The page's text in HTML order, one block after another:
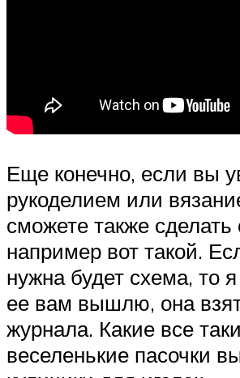
Еще конечно, если вы
рукоделием или
сможете также сделать
например вот такой.
нужна будет схема, то
ее вам вышлю, она
журнала. Какие все
веселенькие пасочки